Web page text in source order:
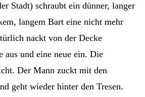
Stadt) schraubt ein dünner, langer
langem Bart eine nicht mehr
nackt von der Decke
aus und eine neue ein. Die
Der Mann zuckt mit den
geht wieder hinter den Tresen.